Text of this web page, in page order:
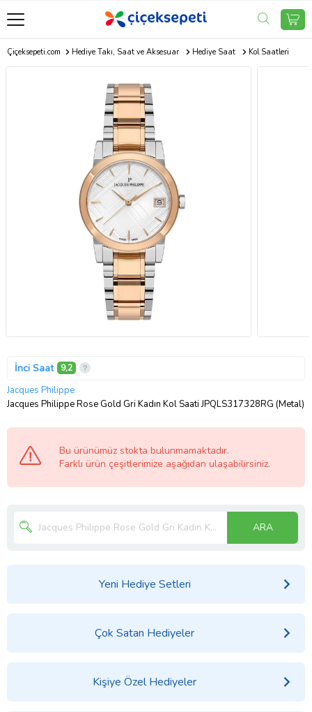
Çiçeksepeti.com Hediye Takı, Saat ve Aksesuar Hediye Saat Kol Saatleri
İnci Saat 9,2
Jacques Philippe
Jacques Philippe Rose Gold Gri Kadın Kol Saati JPQLS317328RG (Metal)
Bu ürünümüz stokta bulunmamaktadır.
Farklı ürün çeşitlerimize aşağıdan ulaşabilirsiniz.
ARA
Yeni Hediye Setleri
Çok Satan Hediyeler
Kişiye Özel Hediyeler